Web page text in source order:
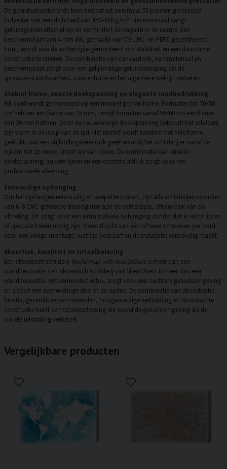
De geluidsabsorberende kern bestaat uit minimaal 50 procent gerecycled
Polyester met een dichtheid van 450–600 g/m². Het materiaal vangt
geluidsgolven effectief op en vermindert de nagalm in de ruimte. Een
beschermplaat van 4 mm dik, gemaakt van CE-, M1- en PEFC-gecertificeerd
hout, wordt aan de achterzijde gemonteerd om stabiliteit en een duurzame
constructie te creëren. De combinatie van canvasdoek, kernmateriaal en
beschermplaat zorgt voor een gelijkmatige geluidsdemping die de
spraakverstaanbaarheid, concentratie en het algemene welzijn verbetert.
Stabiel frame, exacte doekspanning en elegante randbedrukking
Elk bord wordt gemonteerd op een massief grenen frame. Formaten tot 70×50
cm hebben een frame van 15 mm, terwijl formaten vanaf 90×60 cm een frame
van 20 mm hebben. Door de nauwkeurige doekspanning behoudt het schilderij
zijn vorm in de loop van de tijd. Het motief wordt rondom het hele frame
gedrukt, wat een stijlvolle galerielook geeft waarbij het schilderij er vanaf de
zijkant net zo mooi uitziet als van voren. De combinatie van strakke
doekspanning, zuivere lijnen en een correcte afdruk zorgt voor een
professionele afwerking.
Eenvoudige ophanging
Om het ophangen eenvoudig en soepel te maken, zijn alle schilderijen voorzien
van 6–8 CNC-gefreesde sleutelgaten aan de achterzijde, afhankelijk van de
afmeting. Dit zorgt voor een extra stabiele ophanging zonder dat er extra lijsten
of speciale haken nodig zijn. Meestal volstaan één of twee schroeven per bord
voor een veilige montage, wat tijd bespaart en de installatie eenvoudig maakt.
Akoestiek, kwaliteit en totaalbeleving
Een akoestisch schilderij World map with inscriptionsis meer dan een
wanddecoratie. Een akoestisch schilderij van SilentDirect is meer dan een
wanddecoratie. Het vermindert echo, zorgt voor een zachtere geluidsomgeving
en creëert een evenwichtige sfeer in de ruimte. De combinatie van akoestische
functie, gecertificeerde materialen, hoogwaardige bedrukking en doordachte
constructie biedt een totaaloplossing die zowel de geluidsomgeving als de
visuele uitstraling verbetert.
Vergelijkbare producten